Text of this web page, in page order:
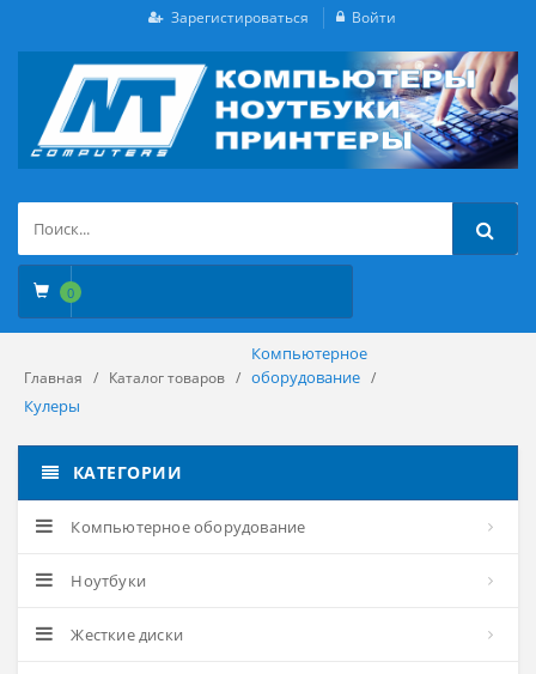
Зарегистироваться Войти
0
Главная Каталог товаров
Компьютерное
оборудование
Кулеры
КАТЕГОРИИ
Компьютерное оборудование
Ноутбуки
Жесткие диски